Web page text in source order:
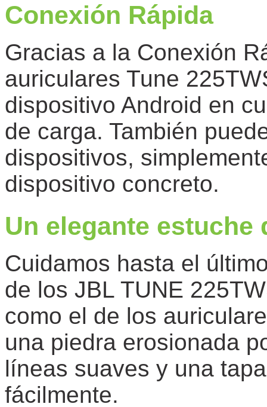
Conexión Rápida
Gracias a la Conexión
auriculares Tune
dispositivo Android en
de carga. También
dispositivos,
dispositivo concreto.
Un elegante estuche
Cuidamos hasta el
de los JBL TUNE
como el de los
una piedra erosionada
líneas suaves y una
fácilmente.